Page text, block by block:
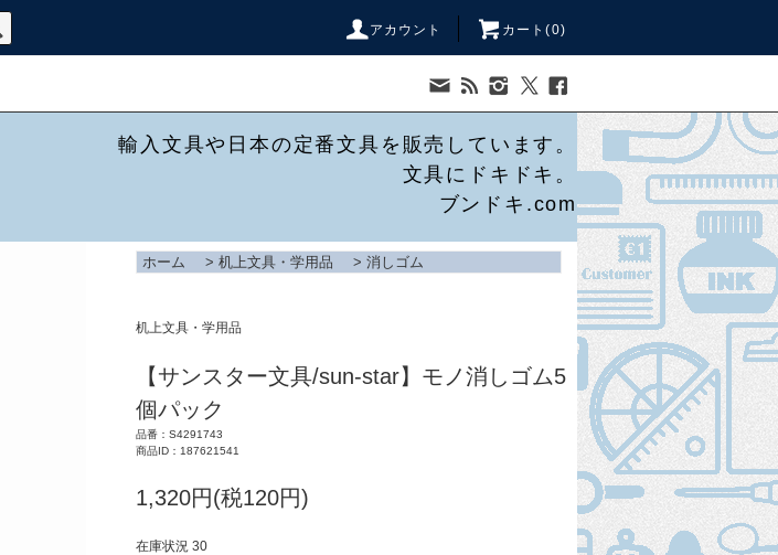
アカウント カート(0)
輸入文具や日本の定番文具を販売しています。
文具にドキドキ。
ブンドキ.com
ホーム > 机上文具・学用品 > 消しゴム
机上文具・学用品
【サンスター文具/sun-star】モノ消しゴム5
個パック
品番：S4291743
商品ID：187621541
1,320円(税120円)
在庫状況 30